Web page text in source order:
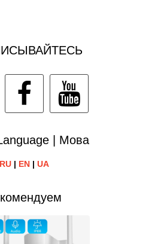
| Мова
RU| EN| UA